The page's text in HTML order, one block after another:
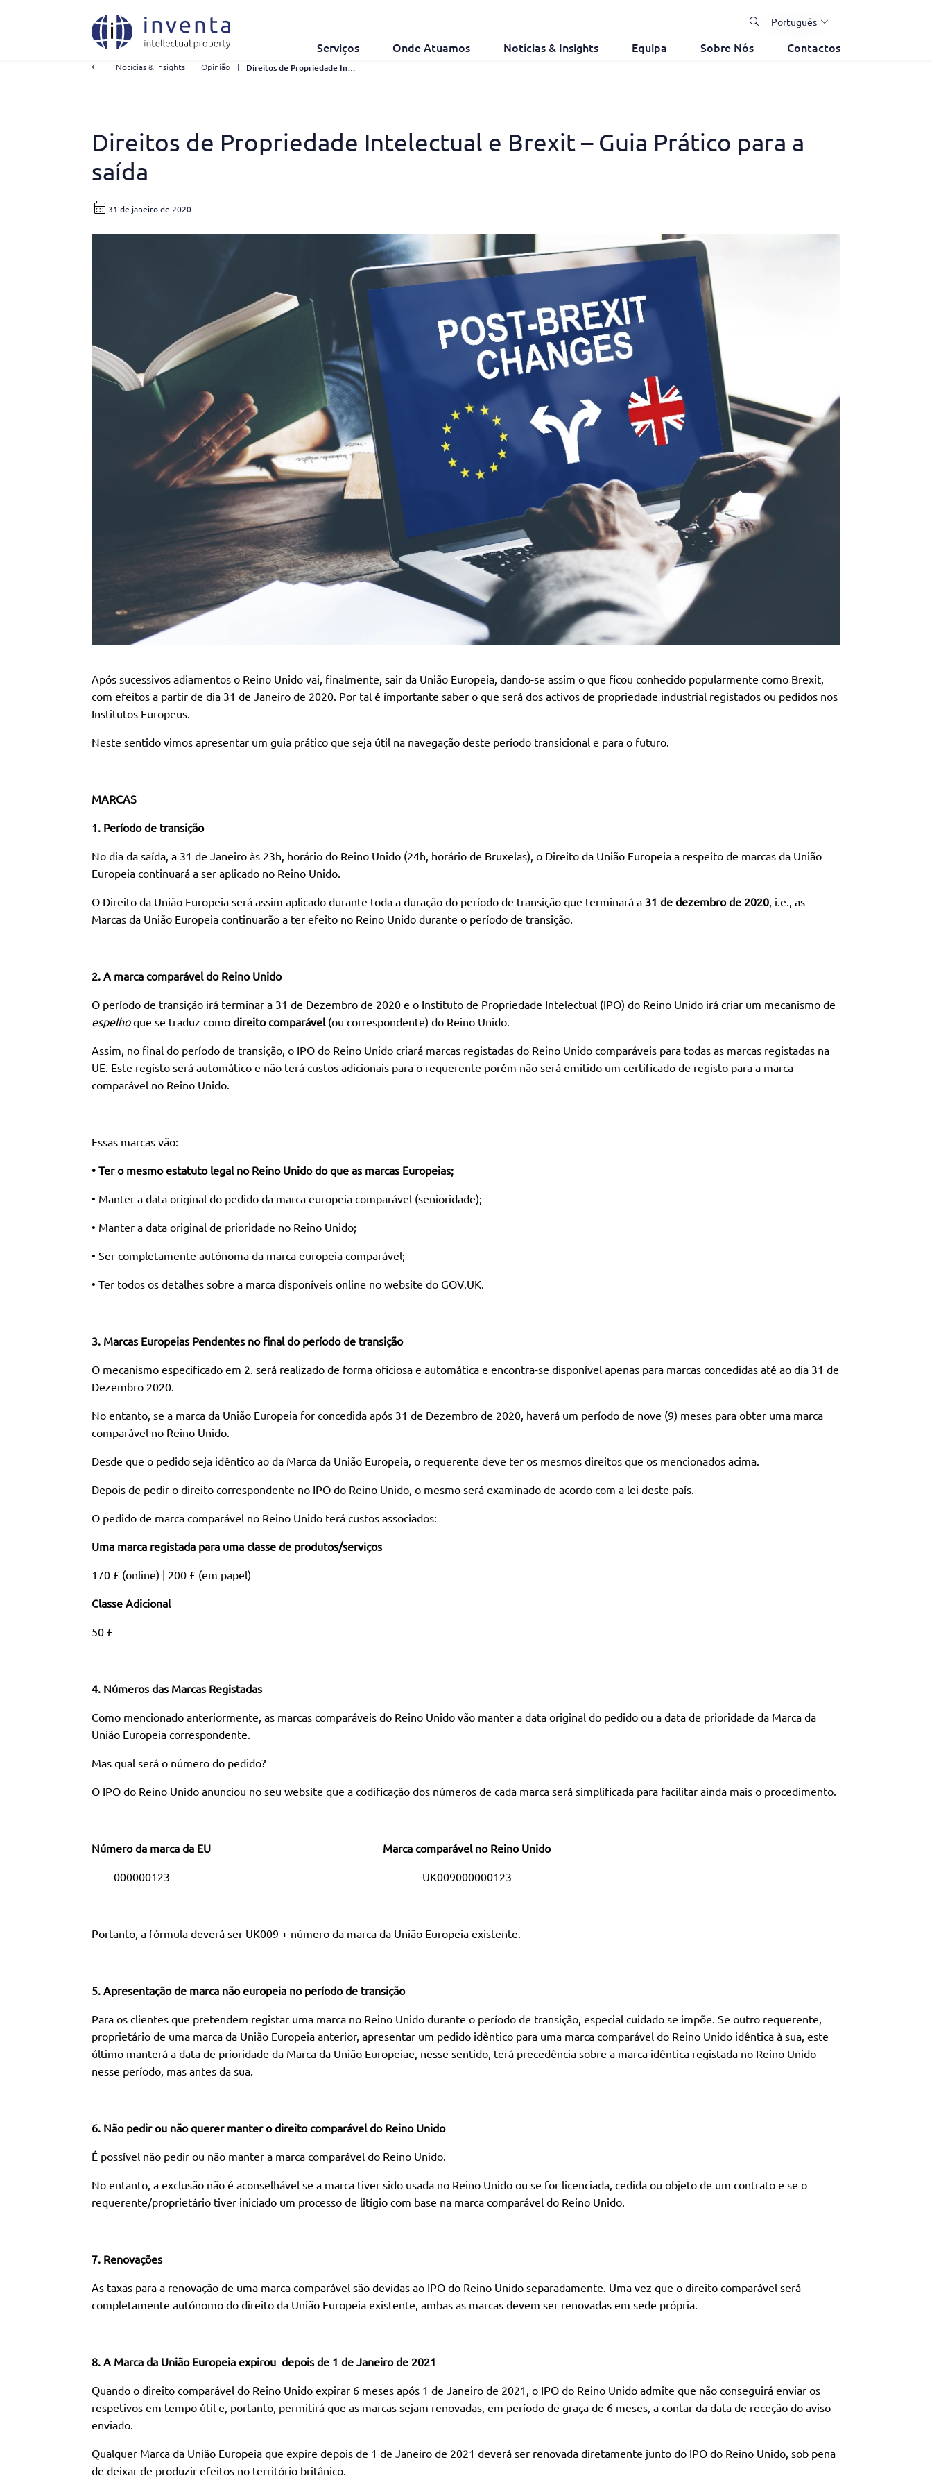
Português
Serviços Onde Atuamos Notícias & Insights Equipa Sobre Nós Contactos
Notícias & Insights | Opinião | Direitos de Propriedade Intelectual e Brexit – Guia Prático Para a Saída
Direitos de Propriedade Intelectual e Brexit – Guia Prático para a
saída
31 de janeiro de 2020
Após sucessivos adiamentos o Reino Unido vai, finalmente, sair da União Europeia, dando-se assim o que ficou conhecido popularmente como Brexit,
com efeitos a partir de dia 31 de Janeiro de 2020. Por tal é importante saber o que será dos activos de propriedade industrial registados ou pedidos nos
Institutos Europeus.
Neste sentido vimos apresentar um guia prático que seja útil na navegação deste período transicional e para o futuro.
MARCAS
1. Período de transição
No dia da saída, a 31 de Janeiro às 23h, horário do Reino Unido (24h, horário de Bruxelas), o Direito da União Europeia a respeito de marcas da União
Europeia continuará a ser aplicado no Reino Unido.
O Direito da União Europeia será assim aplicado durante toda a duração do período de transição que terminará a 31 de dezembro de 2020 , i.e., as
Marcas da União Europeia continuarão a ter efeito no Reino Unido durante o período de transição.
2. A marca comparável do Reino Unido
O período de transição irá terminar a 31 de Dezembro de 2020 e o Instituto de Propriedade Intelectual (IPO) do Reino Unido irá criar um mecanismo de
espelhoque se traduz como direito comparável (ou correspondente) do Reino Unido.
Assim, no final do período de transição, o IPO do Reino Unido criará marcas registadas do Reino Unido comparáveis ​​para todas as marcas registadas na
UE. Este registo será automático e não terá custos adicionais para o requerente porém não será emitido um certificado de registo para a marca
comparável no Reino Unido.
Essas marcas vão:
• Ter o mesmo estatuto legal no Reino Unido do que as marcas Europeias;
• Manter a data original do pedido da marca europeia comparável (senioridade);
• Manter a data original de prioridade no Reino Unido;
• Ser completamente autónoma da marca europeia comparável;
• Ter todos os detalhes sobre a marca disponíveis online no website do GOV.UK.
3. Marcas Europeias Pendentes no final do período de transição
O mecanismo especificado em 2. será realizado de forma oficiosa e automática e encontra-se disponível apenas para marcas concedidas até ao dia 31 de
Dezembro 2020.
No entanto, se a marca da União Europeia for concedida após 31 de Dezembro de 2020, haverá um período de nove (9) meses para obter uma marca
comparável no Reino Unido.
Desde que o pedido seja idêntico ao da Marca da União Europeia, o requerente deve ter os mesmos direitos que os mencionados acima.
Depois de pedir o direito correspondente no IPO do Reino Unido, o mesmo será examinado de acordo com a lei deste país.
O pedido de marca comparável no Reino Unido terá custos associados:
Uma marca registada para uma classe de produtos/serviços
170 £ (online) | 200 £ (em papel)
Classe Adicional
50 £
4. Números das Marcas Registadas
Como mencionado anteriormente, as marcas comparáveis ​​do Reino Unido vão manter a data original do pedido ou a data de prioridade da Marca da
União Europeia correspondente.
Mas qual será o número do pedido?
O IPO do Reino Unido anunciou no seu website que a codificação dos números de cada marca será simplificada para facilitar ainda mais o procedimento.
Número da marca da EU Marca comparável no Reino Unido
000000123 UK009000000123
Portanto, a fórmula deverá ser UK009 + número da marca da União Europeia existente.
5. Apresentação de marca não europeia no período de transição
Para os clientes que pretendem registar uma marca no Reino Unido durante o período de transição, especial cuidado se impõe. Se outro requerente,
proprietário de uma marca da União Europeia anterior, apresentar um pedido idêntico para uma marca comparável do Reino Unido idêntica à sua, este
último manterá a data de prioridade da Marca da União Europeiae, nesse sentido, terá precedência sobre a marca idêntica registada no Reino Unido
nesse período, mas antes da sua.
6. Não pedir ou não querer manter o direito comparável do Reino Unido
É possível não pedir ou não manter a marca comparável do Reino Unido.
No entanto, a exclusão não é aconselhável se a marca tiver sido usada no Reino Unido ou se for licenciada, cedida ou objeto de um contrato e se o
requerente/proprietário tiver iniciado um processo de litígio com base na marca comparável do Reino Unido.
7. Renovações
As taxas para a renovação de uma marca comparável são devidas ao IPO do Reino Unido separadamente. Uma vez que o direito comparável será
completamente autónomo do direito da União Europeia existente, ambas as marcas devem ser renovadas em sede própria.
8. A Marca da União Europeia expirou depois de 1 de Janeiro de 2021
Quando o direito comparável do Reino Unido expirar 6 meses após 1 de Janeiro de 2021, o IPO do Reino Unido admite que não conseguirá enviar os
respetivos em tempo útil e, portanto, permitirá que as marcas sejam renovadas, em período de graça de 6 meses, a contar da data de receção do aviso
enviado.
Qualquer Marca da União Europeia que expire depois de 1 de Janeiro de 2021 deverá ser renovada diretamente junto do IPO do Reino Unido, sob pena
de deixar de produzir efeitos no território britânico.